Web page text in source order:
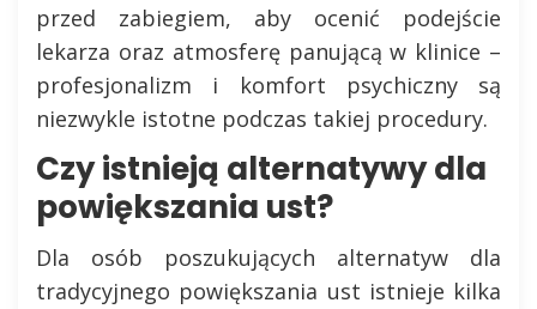
przed zabiegiem, aby ocenić podejście
lekarza oraz atmosferę panującą w klinice –
profesjonalizm i komfort psychiczny są
niezwykle istotne podczas takiej procedury.
Czy istnieją alternatywy dla
powiększania ust?
Dla osób poszukujących alternatyw dla
tradycyjnego powiększania ust istnieje kilka